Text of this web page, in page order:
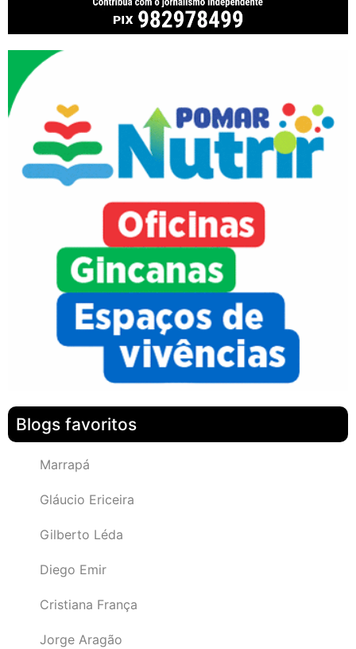
Blogs favoritos
Marrapá
Gláucio Ericeira
Gilberto Léda
Diego Emir
Cristiana França
Jorge Aragão